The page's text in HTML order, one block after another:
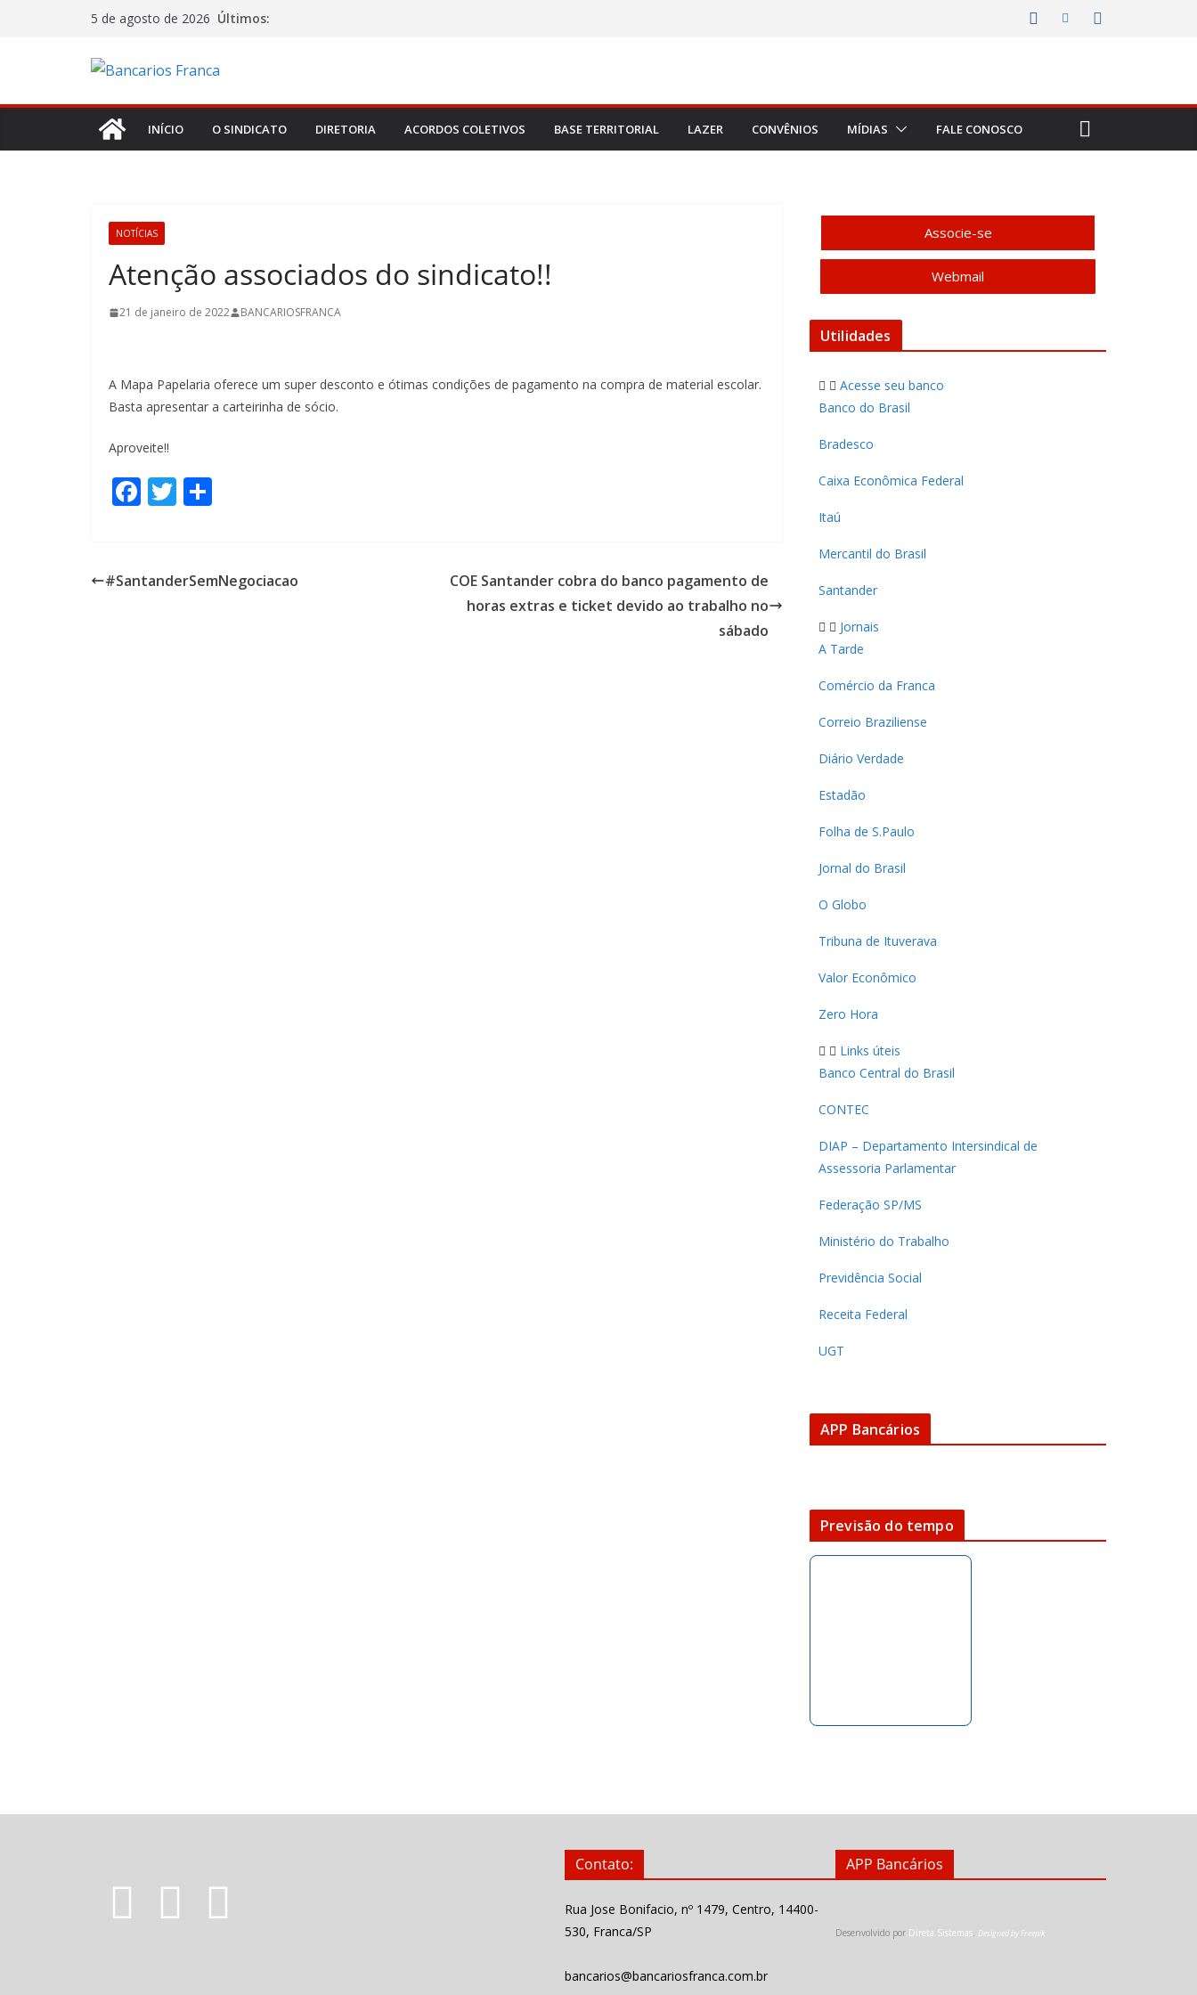
5 de agosto de 2026 Últimos:
INÍCIO O SINDICATO DIRETORIA ACORDOS COLETIVOS BASE TERRITORIAL LAZER CONVÊNIOS MÍDIAS FALE CONOSCO
NOTÍCIAS
Atenção associados do sindicato!!
21 de janeiro de 2022 BANCARIOSFRANCA
A Mapa Papelaria oferece um super desconto e ótimas condições de pagamento na compra de material escolar.
Basta apresentar a carteirinha de sócio.
Aproveite!!
F
b
T
er e
#SantanderSemNegociacao
COE Santander cobra do banco pagamento de
horas extras e ticket devido ao trabalho no
sábado
Associe-se
Webmail
Utilidades
Acesse seu banco
Banco do Brasil
Bradesco
Caixa Econômica Federal
Itaú
Mercantil do Brasil
Santander
Jornais
A Tarde
Comércio da Franca
Correio Braziliense
Diário Verdade
Estadão
Folha de S.Paulo
Jornal do Brasil
O Globo
Tribuna de Ituverava
Valor Econômico
Zero Hora
Links úteis
Banco Central do Brasil
CONTEC
DIAP – Departamento Intersindical de
Assessoria Parlamentar
Federação SP/MS
Ministério do Trabalho
Previdência Social
Receita Federal
UGT
APP Bancários
Previsão do tempo
Contato:
Rua Jose Bonifacio, nº 1479, Centro, 14400-
530, Franca/SP
bancarios@bancariosfranca.com.br
APP Bancários
Desenvolvido por Direta Sistemas. Designed by Freepik